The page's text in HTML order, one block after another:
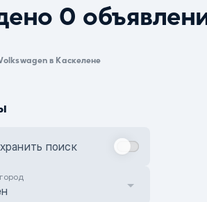
0
в Каскелене
поиск